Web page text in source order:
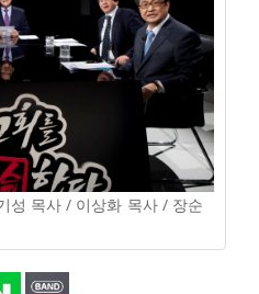
성 목사 / 이상화 목사 / 장순